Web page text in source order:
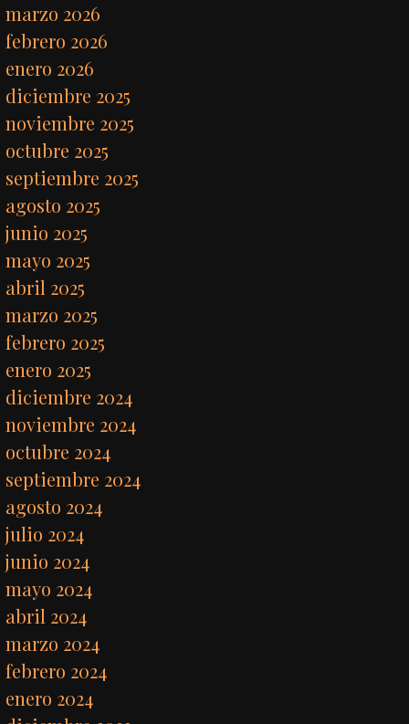
marzo 2026
febrero 2026
enero 2026
diciembre 2025
noviembre 2025
octubre 2025
septiembre 2025
agosto 2025
junio 2025
mayo 2025
abril 2025
marzo 2025
febrero 2025
enero 2025
diciembre 2024
noviembre 2024
octubre 2024
septiembre 2024
agosto 2024
julio 2024
junio 2024
mayo 2024
abril 2024
marzo 2024
febrero 2024
enero 2024